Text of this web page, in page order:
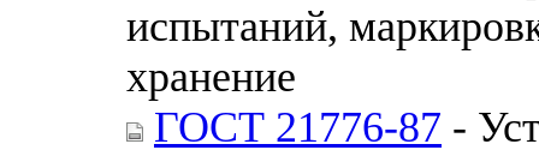
испытаний,
хранение
ГОСТ 21776-87 -